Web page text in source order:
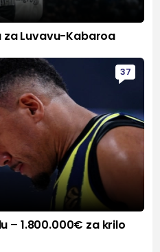
za Luvavu-Kabaroa
37
– 1.800.000€ za krilo